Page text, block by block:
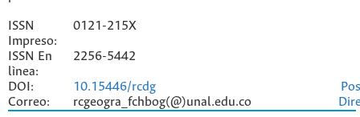
ISSN
Impreso:
0121-215X
ISSN En
lìnea:
2256-5442
DOI: 10.15446/rcdg
Correo:
rcgeogra_fchbog(@)unal.edu.co